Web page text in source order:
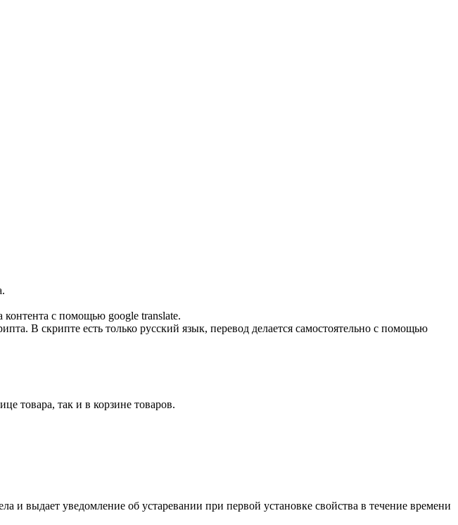
контента с помощью google translate.
В скрипте есть только русский язык, перевод делается самостоятельно с помощью
товара, так и в корзине товаров.
и выдает уведомление об устаревании при первой установке свойства в течение времени